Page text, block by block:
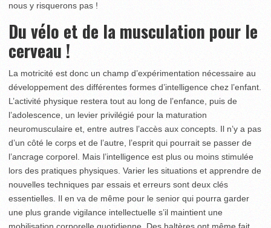
nous y risquerons pas !
Du vélo et de la musculation pour le
cerveau !
La motricité est donc un champ d’expérimentation nécessaire au
développement des différentes formes d’intelligence chez l’enfant.
L’activité physique restera tout au long de l’enfance, puis de
l’adolescence, un levier privilégié pour la maturation
neuromusculaire et, entre autres l’accès aux concepts. Il n’y a pas
d’un côté le corps et de l’autre, l’esprit qui pourrait se passer de
l’ancrage corporel. Mais l’intelligence est plus ou moins stimulée
lors des pratiques physiques. Varier les situations et apprendre de
nouvelles techniques par essais et erreurs sont deux clés
essentielles. Il en va de même pour le senior qui pourra garder
une plus grande vigilance intellectuelle s’il maintient une